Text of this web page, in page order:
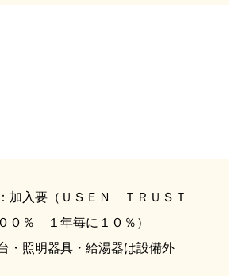
加入要（ＵＳＥＮ ＴＲＵＳＴ
０％ １年毎に１０％）
・照明器具・給湯器は設備外